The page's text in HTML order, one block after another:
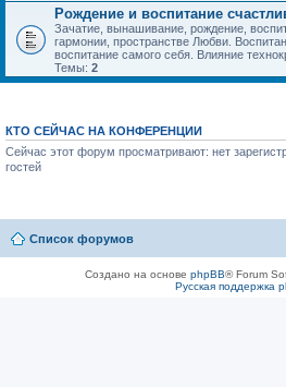
Рождение и воспитание
Зачатие, вынашивание, рождение,
гармонии, пространстве Любви.
воспитание самого себя. Влияние
Темы: 2
КТО СЕЙЧАС НА КОНФЕРЕНЦИИ
Сейчас этот форум просматривают: нет
гостей
Список форумов
Создано на основе phpBB® Forum
Русская поддержка